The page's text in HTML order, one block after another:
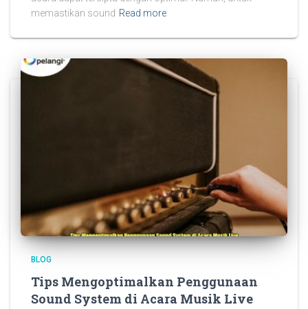
memastikan sound Read more
BLOG
Tips Mengoptimalkan Penggunaan
Sound System di Acara Musik Live